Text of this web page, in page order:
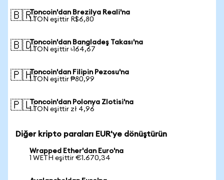
🇧🇷Toncoin'dan Brezilya Reali'na
1 TON eşittir R$6,80
🇧🇩Toncoin'dan Bangladeş Takası'na
1 TON eşittir ৳164,67
🇵🇭Toncoin'dan Filipin Pezosu'na
1 TON eşittir ₱80,99
🇵🇱Toncoin'dan Polonya Zlotisi'na
1 TON eşittir zł 4,96
Diğer kripto paraları EUR'ye dönüştürün
Wrapped Ether'dan Euro'na
1 WETH eşittir €1.670,34